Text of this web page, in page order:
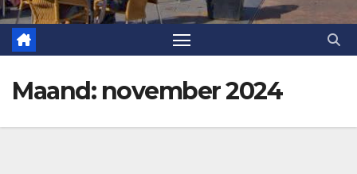
Maand: november 2024